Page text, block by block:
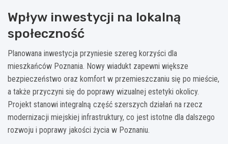
Wpływ inwestycji na lokalną
społeczność
Planowana inwestycja przyniesie szereg korzyści dla
mieszkańców Poznania. Nowy wiadukt zapewni większe
bezpieczeństwo oraz komfort w przemieszczaniu się po mieście,
a także przyczyni się do poprawy wizualnej estetyki okolicy.
Projekt stanowi integralną część szerszych działań na rzecz
modernizacji miejskiej infrastruktury, co jest istotne dla dalszego
rozwoju i poprawy jakości życia w Poznaniu.